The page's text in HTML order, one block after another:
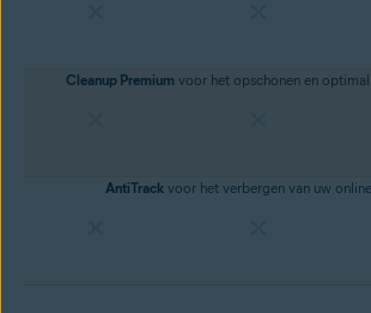
Cleanup Premium voor het opschonen en
AntiTrack voor het verbergen van uw